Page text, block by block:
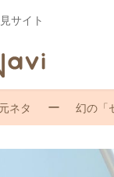
サイト
ネタ 幻の「